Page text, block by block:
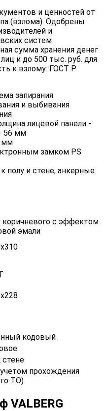
и ценностей от
(взлома). Одобрены
и
систем
сумма хранения денег
и до 500 тыс. руб. для
к взлому: ГОСТ Р
запирания
и выбивания
лицевой панели -
56 мм
мм
замком PS
полу и стене, анкерные
коричневого с эффектом
эмали
кодовый
стене
прохождения
ТО)
VALBERG